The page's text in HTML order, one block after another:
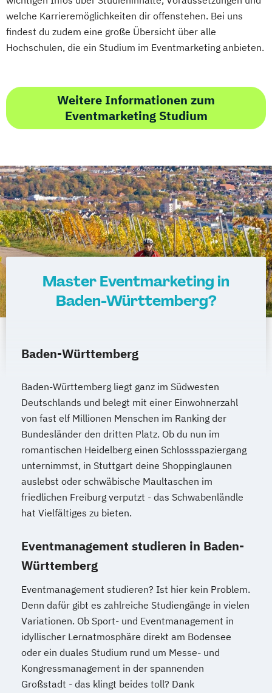
welche Karrieremöglichkeiten dir offenstehen. Bei uns
findest du zudem eine große Übersicht über alle
Hochschulen, die ein Studium im Eventmarketing anbieten.
Weitere Informationen zum
Eventmarketing Studium
Master Eventmarketing in
Baden-Württemberg?
Baden-Württemberg
Baden-Württemberg liegt ganz im Südwesten
Deutschlands und belegt mit einer Einwohnerzahl
von fast elf Millionen Menschen im Ranking der
Bundesländer den dritten Platz. Ob du nun im
romantischen Heidelberg einen Schlossspaziergang
unternimmst, in Stuttgart deine Shoppinglaunen
auslebst oder schwäbische Maultaschen im
friedlichen Freiburg verputzt - das Schwabenländle
hat Vielfältiges zu bieten.
Eventmanagement studieren in Baden-
Württemberg
Eventmanagement studieren? Ist hier kein Problem.
Denn dafür gibt es zahlreiche Studiengänge in vielen
Variationen. Ob Sport- und Eventmanagement in
idyllischer Lernatmosphäre direkt am Bodensee
oder ein duales Studium rund um Messe- und
Kongressmanagement in der spannenden
Großstadt - das klingt beides toll? Dank